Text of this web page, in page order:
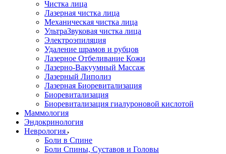
Чистка лица
Лазерная чистка лица
Механическая чистка лица
УльтраЗвуковая чистка лица
Электроэпиляция
Удаление шрамов и рубцов
Лазерное Отбеливание Кожи
Лазерно-Вакуумный Массаж
Лазерный Липолиз
Лазерная Биоревитализация
Биоревитализация
Биоревитализация гиалуроновой кислотой
Маммология
Эндокринология
Неврология
Боли в Cпине
Боли Спины, Суставов и Головы